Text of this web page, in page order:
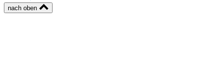
nach oben